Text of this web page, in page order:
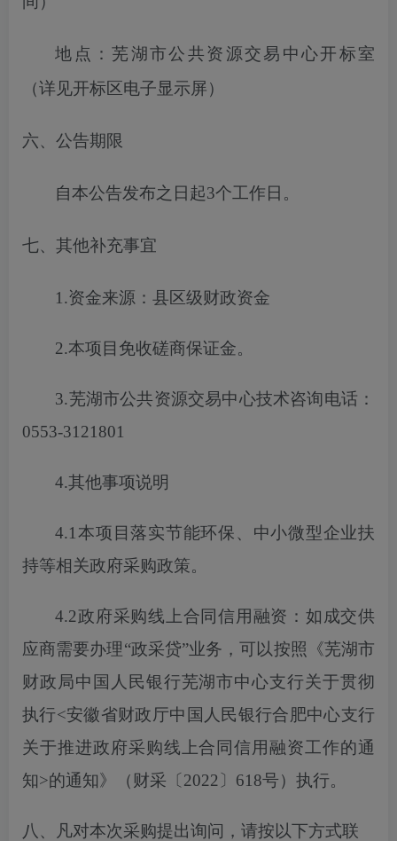
地点：芜湖市公共资源交易中心开标室
（详见开标区电子显示屏）
六、公告期限
自本公告发布之日起3个工作日。
七、其他补充事宜
1.资金来源 ：县区级财政资金
2.本项目免收磋商保证金。
3.芜湖市公共资源交易中心技术咨询电话：
0553-3121801
4.其他事项说明
4.1本项目落实节能环保、中小微型企业扶
持等相关政府采购政策。
4.2政府采购线上合同信用融资：如成交供
应商需要办理“政采贷”业务，可以按照《芜湖市
财政局中国人民银行芜湖市中心支行关于贯彻
执行<安徽省财政厅中国人民银行合肥中心支行
关于推进政府采购线上合同信用融资工作的通
知>的通知》（财采〔2022〕618号）执行。
八、凡对本次采购提出询问，请按以下方式联